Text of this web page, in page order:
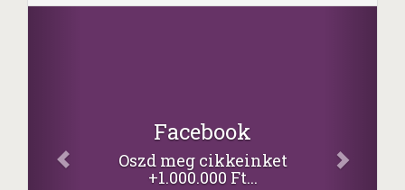
Facebook
Oszd meg cikkeinket
+1.000.000 Ft...